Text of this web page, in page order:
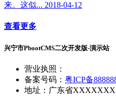
来。这似... 2018-04-12
查看更多
兴宁市PbootCMS二次开发版-演示站
营业执照：
备案号码： 粤ICP备
地址：广东省